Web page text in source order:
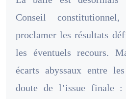
Conseil
proclamer les résultats
les éventuels recours.
écarts abyssaux entre
doute de l’issue finale :